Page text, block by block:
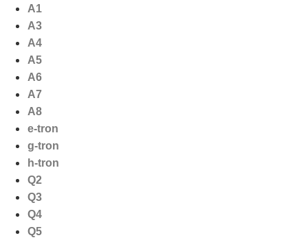
naar
inhoud
A1
A3
A4
A5
A6
A7
A8
e-tron
g-tron
h-tron
Q2
Q3
Q4
Q5